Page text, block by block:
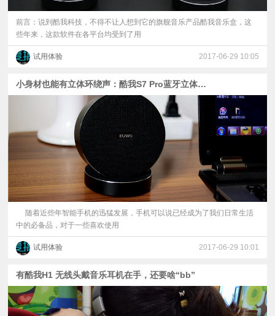
前言：说到酷我科技，不得不让人想到它的旗舰音乐产品酷我音乐盒，这
些年来，这款软件在各平台均受到了用
试用体验 2017-06-29 10:05
小身材也能有立体环绕声：酷我S7 Pro蓝牙立体音箱体验！
随着近些年智能手机的迅猛发展，手机可以说已经成为了我们日常生活
中的必备品，对于一些喜欢使用
试用体验 2017-06-29 10:01
有酷我H1 无线头戴音乐耳机在手，还要啥“bb”